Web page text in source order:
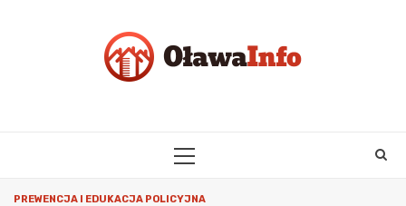
PRIMARY
PREWENCJA I EDUKACJA POLICYJNA